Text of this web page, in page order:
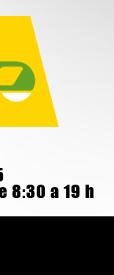
8:30 a 19 h